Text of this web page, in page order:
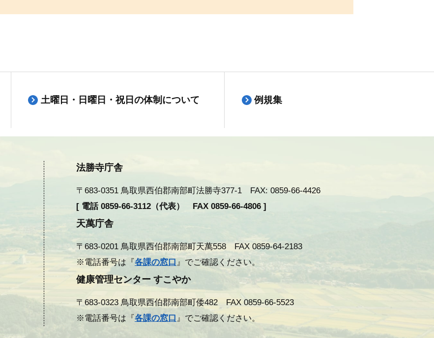
土曜日・日曜日・祝日の体制について 例規集
法勝寺庁舎
〒683-0351 鳥取県西伯郡南部町法勝寺377-1 FAX: 0859-66-4426
[ 電話 0859-66-3112（代表） FAX 0859-66-4806 ]
天萬庁舎
〒683-0201 鳥取県西伯郡南部町天萬558 FAX 0859-64-2183
※電話番号は『各課の窓口 』でご確認ください。
健康管理センター すこやか
〒683-0323 鳥取県西伯郡南部町倭482 FAX 0859-66-5523
※電話番号は『各課の窓口 』でご確認ください。